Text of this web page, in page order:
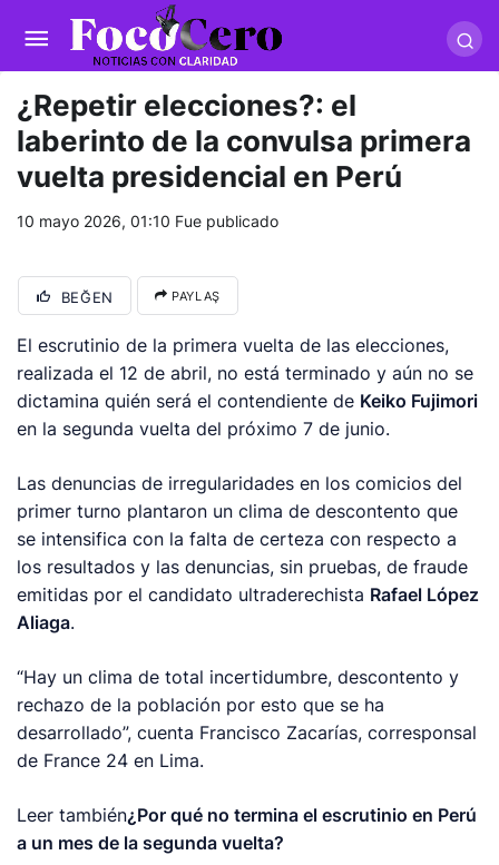
trwin giriş
masterbetting-palacebet1.com-
tlcasino giriş-betandyou-vbett34.com betovis34.net-
skyloftsbet
¿Repetir elecciones?: el
laberinto de la convulsa primera
vuelta presidencial en Perú
10 mayo 2026, 01:10 Fue publicado
BEĞEN PAYLAŞ
El escrutinio de la primera vuelta de las elecciones,
realizada el 12 de abril, no está terminado y aún no se
dictamina quién será el contendiente de Keiko Fujimori
en la segunda vuelta del próximo 7 de junio.
Las denuncias de irregularidades en los comicios del
primer turno plantaron un clima de descontento que
se intensifica con la falta de certeza con respecto a
los resultados y las denuncias, sin pruebas, de fraude
emitidas por el candidato ultraderechista Rafael López
Aliaga.
“Hay un clima de total incertidumbre, descontento y
rechazo de la población por esto que se ha
desarrollado”, cuenta Francisco Zacarías, corresponsal
de France 24 en Lima.
Leer también¿Por qué no termina el escrutinio en Perú
a un mes de la segunda vuelta?